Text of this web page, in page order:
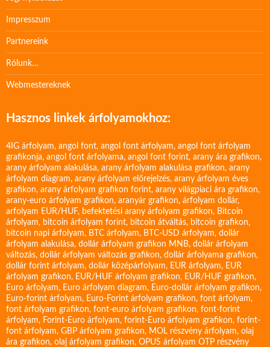
Impresszum
Partnereink
Rólunk…
Webmestereknek
Hasznos linkek árfolyamokhoz:
4IG árfolyam, angol font, angol font árfolyam, angol font árfolyam
grafikonja, angol font árfolyama, angol font forint, arany ára grafikon,
arany árfolyam alakulása, arany árfolyam alakulása grafikon, arany
árfolyam diagram, arany árfolyam előrejelzés, arany árfolyam éves
grafikon, arany árfolyam grafikon forint, arany világpiaci ára grafikon,
arany-euro árfolyam grafikon, aranyár grafikon, árfolyam dollár,
arfolyam EUR/HUF, befektetési arany árfolyam grafikon, Bitcoin
árfolyam, bitcoin árfolyam forint, bitcoin átváltás, bitcoin grafikon,
bitcoin napi árfolyam, BTC árfolyam, BTC-USD árfolyam, dollár
árfolyam alakulása, dollár árfolyam grafikon MNB, dollár árfolyam
változás, dollár árfolyam változás grafikon, dollár árfolyama grafikon,
dollár forint árfolyam, dollár középárfolyam, EUR árfolyam, EUR
árfolyam grafikon, EUR/HUF árfolyam grafikon, EUR/HUF grafikon,
Euro árfolyam, Euro árfolyam diagram, Euro-dollár árfolyam grafikon,
Euro-forint árfolyam, Euro-Forint árfolyam grafikon, font árfolyam,
font árfolyam grafikon, font-euro árfolyam grafikon, font-forint
árfolyam, Forint-Euro árfolyam, forint-Euro árfolyam grafikon, forint-
font árfolyam, GBP árfolyam grafikon, MOL részvény árfolyam, olaj
ára grafikon, olaj árfolyam grafikon, OPUS árfolyam OTP részvény